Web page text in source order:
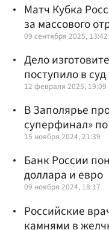
Матч Кубка
за массового
09 сентября 2025, 13:42
Дело
поступило в суд
12 февраля 2025, 19:09
В Заполярье
суперфинал»
15 ноября 2024, 21:39
Банк России
доллара и евро
09 ноября 2024, 18:17
Российские
камнями в